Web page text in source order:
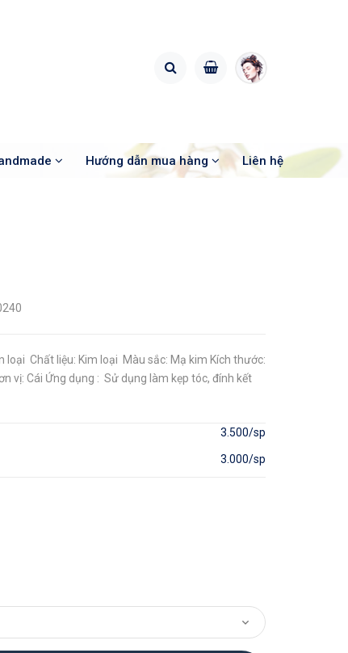
Hướng dẫn mua hàng Liên hệ
loại Chất liệu: Kim loại Màu sắc: Mạ kim Kích thước:
vị: Cái Ứng dụng : Sử dụng làm kẹp tóc, đính kết
3.500/sp
3.000/sp